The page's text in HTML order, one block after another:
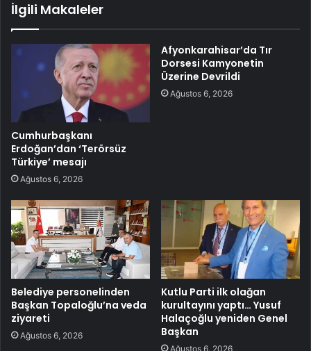
İlgili Makaleler
Cumhurbaşkanı
Erdoğan’dan ‘Terörsüz
Türkiye’ mesajı
Ağustos 6, 2026
Afyonkarahisar’da Tır
Dorsesi Kamyonetin
Üzerine Devrildi
Ağustos 6, 2026
Belediye personelinden
Başkan Topaloğlu’na veda
ziyareti
Ağustos 6, 2026
Kutlu Parti ilk olağan
kurultayını yaptı… Yusuf
Halaçoğlu yeniden Genel
Başkan
Ağustos 6, 2026